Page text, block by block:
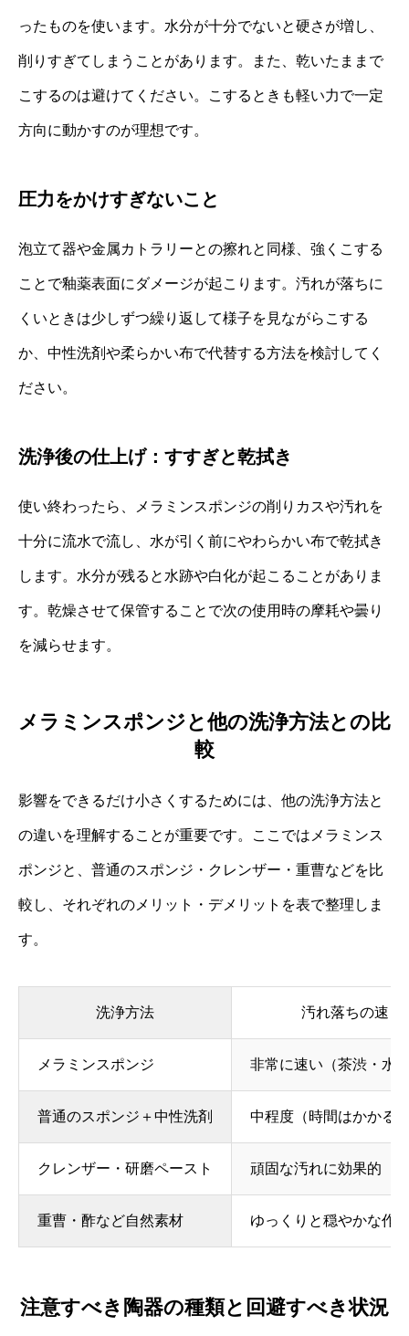
ったものを使います。水分が十分でないと硬さが増し、
削りすぎてしまうことがあります。また、乾いたままで
こするのは避けてください。こするときも軽い力で一定
方向に動かすのが理想です。
圧力をかけすぎないこと
泡立て器や金属カトラリーとの擦れと同様、強くこする
ことで釉薬表面にダメージが起こります。汚れが落ちに
くいときは少しずつ繰り返して様子を見ながらこする
か、中性洗剤や柔らかい布で代替する方法を検討してく
ださい。
洗浄後の仕上げ：すすぎと乾拭き
使い終わったら、メラミンスポンジの削りカスや汚れを
十分に流水で流し、水が引く前にやわらかい布で乾拭き
します。水分が残ると水跡や白化が起こることがありま
す。乾燥させて保管することで次の使用時の摩耗や曇り
を減らせます。
メラミンスポンジと他の洗浄方法との比
較
影響をできるだけ小さくするためには、他の洗浄方法と
の違いを理解することが重要です。ここではメラミンス
ポンジと、普通のスポンジ・クレンザー・重曹などを比
較し、それぞれのメリット・デメリットを表で整理しま
す。
洗浄方法 汚れ落ちの速さ
メラミンスポンジ 非常に速い（茶渋・水
普通のスポンジ＋中性洗剤 中程度（時間はかかる
クレンザー・研磨ペースト 頑固な汚れに効果的
重曹・酢など自然素材 ゆっくりと穏やかな作
注意すべき陶器の種類と回避すべき状況